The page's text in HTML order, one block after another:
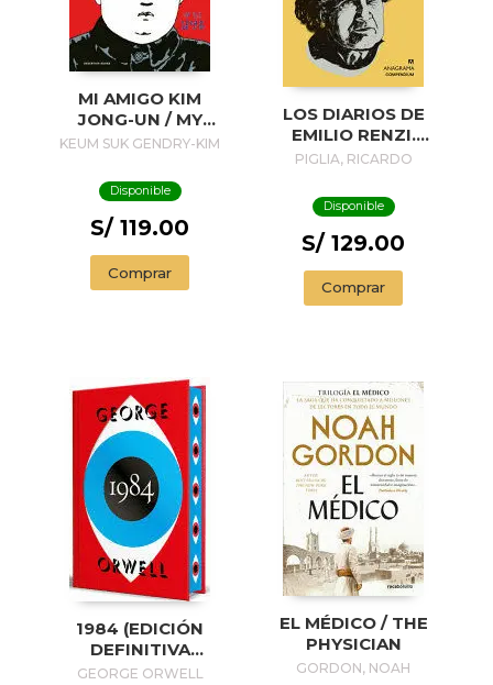
MI AMIGO KIM
JONG-UN / MY
FRIEND KIM JONG-
KEUM SUK GENDRY-KIM
Disponible
S/ 119.00
Comprar
LOS DIARIOS DE
EMILIO RENZI.
AÑOS DE
AÑOS FELICES II;
UN DIA EN LA VIDA
III
PIGLIA, RICARDO
Disponible
S/ 129.00
Comprar
1984 (EDICIÓN
DEFINITIVA
AVALADA POR THE
GEORGE ORWELL
EL MÉDICO / THE
PHYSICIAN
GORDON, NOAH